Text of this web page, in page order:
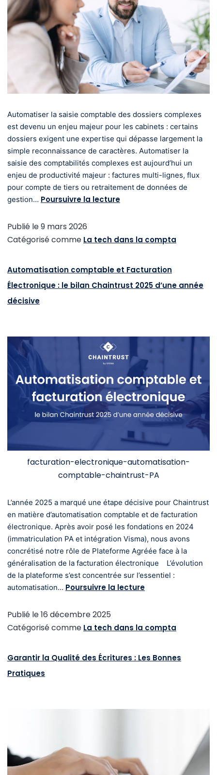
Automatiser la saisie comptable des dossiers complexes
est devenu un enjeu majeur pour les cabinets : certains
dossiers exigent une expertise qui dépasse largement la
simple reconnaissance de caractères. Automatiser la
saisie des comptabilités complexes est aujourd’hui un
enjeu de productivité majeur : factures multi-lignes, flux
pour compte de tiers ou retraitement de données de
gestion… Poursuivre la lecture
Publié le9 mars 2026
Catégorisé comme La tech dans la compta
Automatisation comptable et Facturation
Électronique : le bilan Chaintrust 2025 d’une année
décisive
facturation-electronique-automatisation-
comptable-chaintrust-PA
L’année 2025 a marqué une étape décisive pour Chaintrust
en matière d’automatisation comptable et de facturation
électronique. Après avoir posé les fondations en 2024
(immatriculation PA et intégration Visma), nous avons
concrétisé notre rôle de Plateforme Agréée face à la
généralisation de la facturation électronique L’évolution
de la plateforme s’est concentrée sur l’essentiel :
automatisation… Poursuivre la lecture
Publié le16 décembre 2025
Catégorisé comme La tech dans la compta
Garantir la Qualité des Écritures : Les Bonnes
Pratiques